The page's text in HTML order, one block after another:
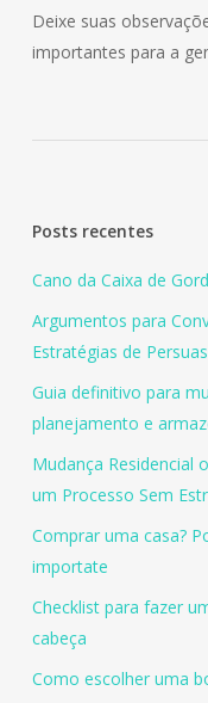
Deixe suas
importantes para a
Posts recentes
Cano da Caixa de
Argumentos para
Estratégias de
Guia definitivo para
planejamento e
Mudança Residencial
um Processo Sem
Comprar uma casa?
importate
Checklist para fazer
cabeça
Como escolher uma